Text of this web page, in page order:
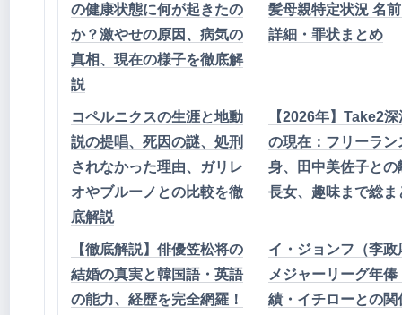
の健康状態に何が起きたの
か？激やせの原因、病気の
真相、現在の様子を徹底解
説
髪母親特定状況 名
詳細・罪状まとめ
コペルニクスの生涯と地動
説の提唱、死因の謎、処刑
されなかった理由、ガリレ
オやブルーノとの比較を徹
底解説
【2026年】Take2
の現在：フリーラン
身、田中美佐子との
長女、趣味まで総ま
【徹底解説】俳優笠松将の
結婚の真実と韓国語・英語
の能力、経歴を完全網羅！
イ・ジョンフ（李政
メジャーリーグ年俸
績・イチローとの関